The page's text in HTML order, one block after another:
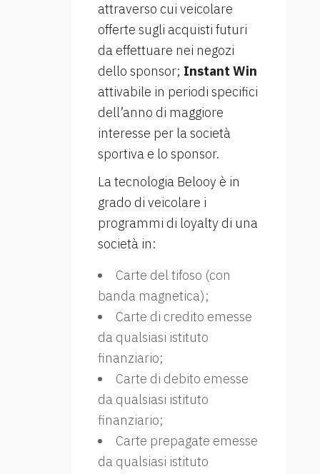
attraverso cui veicolare
offerte sugli acquisti futuri
da effettuare nei negozi
dello sponsor; Instant Win
attivabile in periodi specifici
dell’anno di maggiore
interesse per la società
sportiva e lo sponsor.
La tecnologia Belooy è in
grado di veicolare i
programmi di loyalty di una
società in:
Carte del tifoso (con
banda magnetica);
Carte di credito emesse
da qualsiasi istituto
finanziario;
Carte di debito emesse
da qualsiasi istituto
finanziario;
Carte prepagate emesse
da qualsiasi istituto